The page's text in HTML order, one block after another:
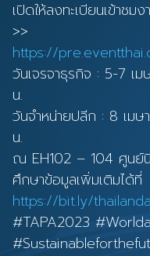
เปิดให้ลงทะเบียนเข้าช
>>
https://
วันเจรจาธุรกิจ : 5-7 เ
น.
วันจำหน่ายปลีก : 8 เม
น.
ณ EH102 – 104 ศูนย์นิ
ศึกษาข้อมูลเพิ่มเติมได้ที่
https://bit.ly/
#TAPA2023